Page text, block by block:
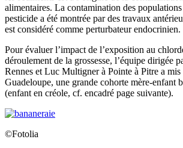
alimentaires. La contamination des
pesticide a été montrée par des travaux
est considéré comme perturbateur endocrinien.
Pour évaluer l’impact de l’exposition au
déroulement de la grossesse, l’équipe dirigée
Rennes et Luc Multigner à Pointe à Pitre a mis
Guadeloupe, une grande cohorte mère-enfant
(enfant en créole, cf. encadré page suivante).
©Fotolia